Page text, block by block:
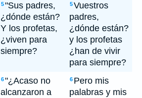
5"Sus padres,
¿dónde están?
Y los profetas,
¿viven para
siempre?
5Vuestros
padres,
¿dónde están?
y los profetas
¿han de vivir
para siempre?
6"¿Acaso no
alcanzaron a
6 Pero mis
palabras y mis